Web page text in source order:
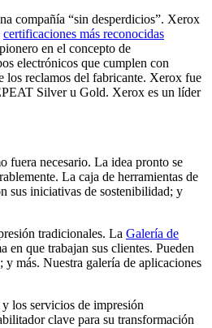
compañía “sin desperdicios”. Xerox
certificaciones más reconocidas
en el concepto de
electrónicos que cumplen con
los reclamos del fabricante. Xerox fue
Silver u Gold. Xerox es un líder
fuera necesario. La idea pronto se
La caja de herramientas de
sus iniciativas de sostenibilidad; y
tradicionales. La Galería de
en que trabajan sus clientes. Pueden
más. Nuestra galería de aplicaciones
los servicios de impresión
clave para su transformación